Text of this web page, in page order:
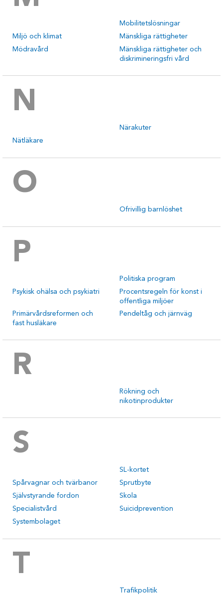
Mobilitetslösningar
Miljö och klimat
Mänskliga rättigheter
Mödravård
Mänskliga rättigheter och
diskrimineringsfri vård
N
Närakuter
Nätläkare
O
Ofrivillig barnlöshet
P
Politiska program
Psykisk ohälsa och psykiatri
Procentsregeln för konst i
offentliga miljöer
Primärvårdsreformen och
fast husläkare
Pendeltåg och järnväg
R
Rökning och
nikotinprodukter
S
SL-kortet
Spårvagnar och tvärbanor
Sprutbyte
Självstyrande fordon
Skola
Specialistvård
Suicidprevention
Systembolaget
T
Trafikpolitik